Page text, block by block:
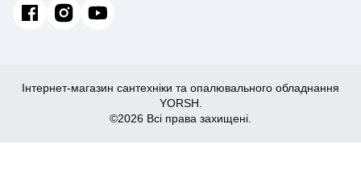
Інтернет-магазин сантехніки та опалювального обладнання
YORSH.
©2026 Всі права захищені.